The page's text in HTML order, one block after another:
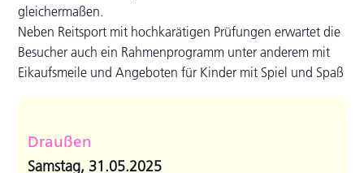
gleichermaßen.
Neben Reitsport mit hochkarätigen Prüfungen erwartet die
Besucher auch ein Rahmenprogramm unter anderem mit
Eikaufsmeile und Angeboten für Kinder mit Spiel und Spaß
Draußen
Samstag, 31.05.2025